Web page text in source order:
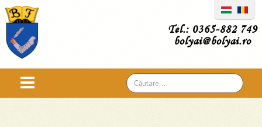
Tel.: 0365-882 749
bolyai@bolyai.ro
Căutare
...